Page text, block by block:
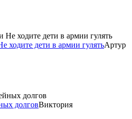
ходите дети в армии гулятьАртур
долговВиктория